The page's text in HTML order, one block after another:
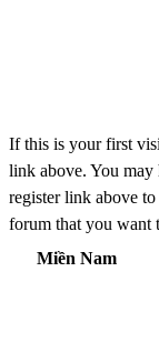
If this is your first
link above. You may
register link above to
forum that you want
Miền Nam